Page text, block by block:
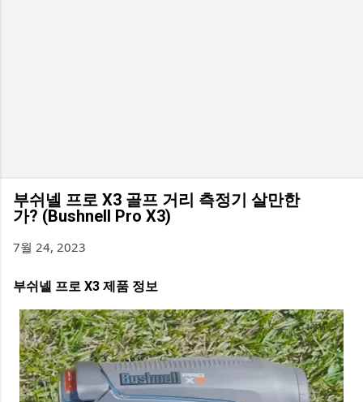
부쉬넬 프로 X3 골프 거리 측정기 살만한
가? (Bushnell Pro X3)
7월 24, 2023
부쉬넬 프로 X3 제품 정보